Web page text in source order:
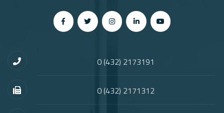
0 (432) 2173191
0 (432) 2171312